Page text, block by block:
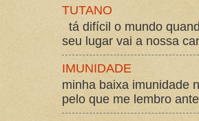
TUTANO
tá difícil o mundo
seu lugar vai a nossa
IMUNIDADE
minha baixa imunidade
pelo que me lembro